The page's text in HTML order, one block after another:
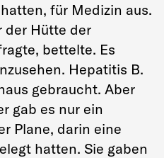
für Medizin aus.
der Hütte der
bettelte. Es
Hepatitis B.
gebraucht. Aber
gab es nur ein
Plane, darin eine
hatten. Sie gaben